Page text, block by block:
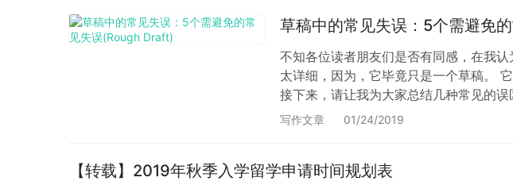
草稿中的常见失误：5个需避免
不知各位读者朋友们是否有同感，在我
太详细，因为，它毕竟只是一个草稿。
接下来，请让我为大家总结几种常见的
直接开始写文章。大多数人会在第二次
写作文章 01/24/2019
【转载】2019年秋季入学留学申请时间规划表